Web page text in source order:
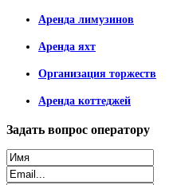
Аренда лимузинов
Аренда яхт
Организация торжеств
Аренда коттеджей
Задать вопрос оператору